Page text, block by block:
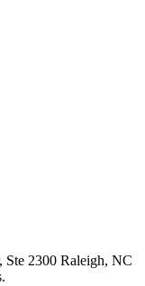
2300 Raleigh, NC